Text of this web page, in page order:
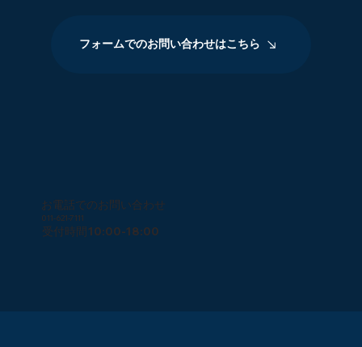
フォームでのお問い合わせはこちら
お電話でのお問い合わせ
011-621-7111
受付時間10:00-18:00